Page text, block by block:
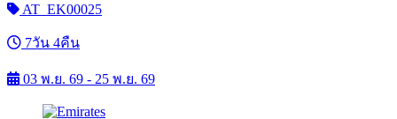
AT_EK00025
7วัน 4คืน
03 พ.ย. 69 - 25 พ.ย. 69